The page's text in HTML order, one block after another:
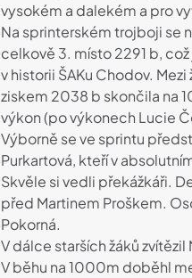
vysokém a dalekém a pro
Na sprinterském trojboji se
celkově 3. místo 2291 b,
v historii ŠAKu Chodov.
ziskem 2038 b skončila na
výkon (po výkonech Lucie
Výborně se ve sprintu
Purkartová, kteří v
Skvěle si vedli překážkáři.
před Martinem Proškem.
Pokorná.
V dálce starších žáků
V běhu na 1000m doběhl